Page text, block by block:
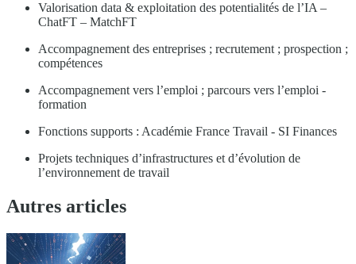
Valorisation data & exploitation des potentialités de l’IA –
ChatFT – MatchFT
Accompagnement des entreprises ; recrutement ; prospection ;
compétences
Accompagnement vers l’emploi ; parcours vers l’emploi -
formation
Fonctions supports : Académie France Travail - SI Finances
Projets techniques d’infrastructures et d’évolution de
l’environnement de travail
Autres articles